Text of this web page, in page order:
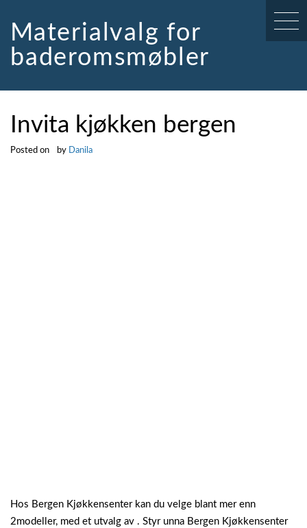
contentMaterialvalg for
baderomsmøbler
Invita kjøkken bergen
Posted on by Danila
Hos Bergen Kjøkkensenter kan du velge blant mer enn
2modeller, med et utvalg av . Styr unna Bergen Kjøkkensenter